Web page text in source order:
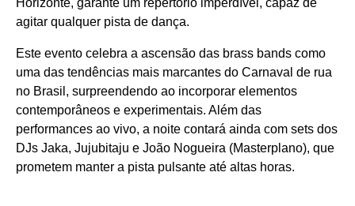
Horizonte, garante um repertório imperdível, capaz de
agitar qualquer pista de dança.
Este evento celebra a ascensão das brass bands como
uma das tendências mais marcantes do Carnaval de rua
no Brasil, surpreendendo ao incorporar elementos
contemporâneos e experimentais. Além das
performances ao vivo, a noite contará ainda com sets dos
DJs Jaka, Jujubitaju e João Nogueira (Masterplano), que
prometem manter a pista pulsante até altas horas.